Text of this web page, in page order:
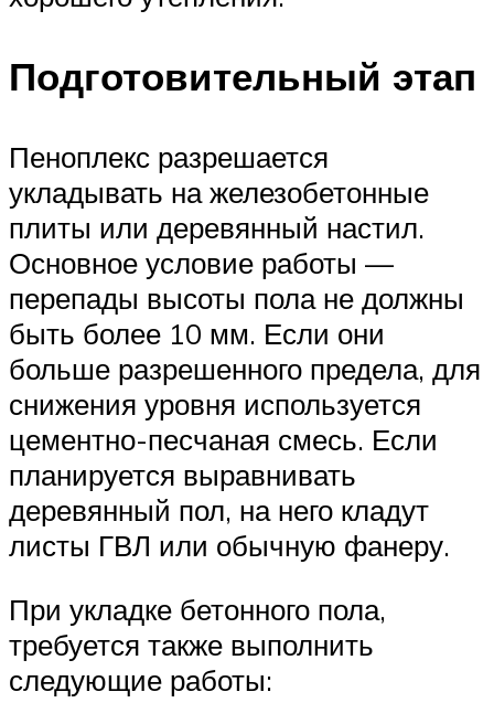
Подготовительный этап
Пеноплекс разрешается
укладывать на железобетонные
плиты или деревянный настил.
Основное условие работы —
перепады высоты пола не должны
быть более 10 мм. Если они
больше разрешенного предела, для
снижения уровня используется
цементно-песчаная смесь. Если
планируется выравнивать
деревянный пол, на него кладут
листы ГВЛ или обычную фанеру.
При укладке бетонного пола,
требуется также выполнить
следующие работы: